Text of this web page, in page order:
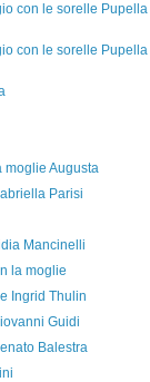
con le sorelle Pupella
con le sorelle Pupella
moglie Augusta
Parisi
Mancinelli
la moglie
Ingrid Thulin
Guidi
Balestra